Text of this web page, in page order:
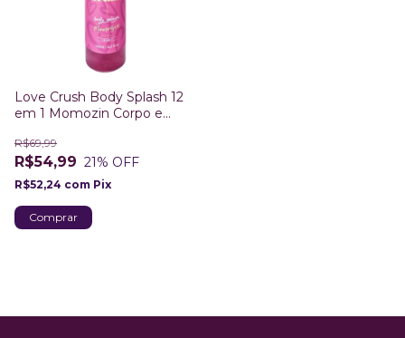
Love Crush Body Splash 12
em 1 Momozin Corpo e
R$54,99
R$69,99
21% OFF
R$52,24 com Pix